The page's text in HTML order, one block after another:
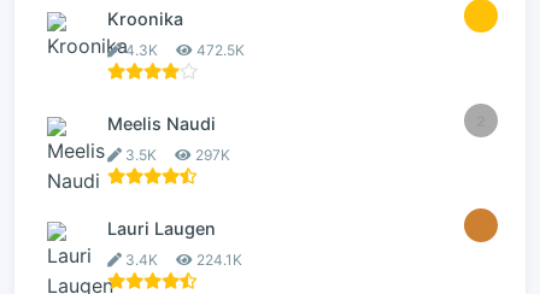
Kroonika
4.3K 472.5K
Meelis Naudi
3.5K 297K
Lauri Laugen
3.4K 224.1K